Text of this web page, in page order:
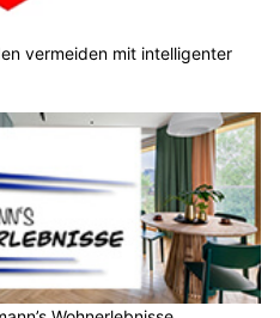
vermeiden mit intelligenter